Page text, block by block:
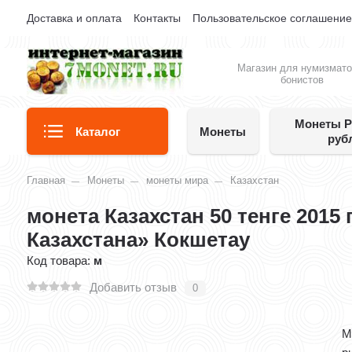
Доставка и оплата Контакты Пользовательское соглашение
Магазин для
бонистов
Каталог Монеты
Монеты
Главная Монеты монеты мира Казахстан
монета Казахстан 50 тенге
Казахстана» Кокшетау
Код товара: м
Добавить отзыв
0